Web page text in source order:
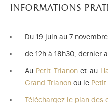
informations
Du 19 juin au 7 novembre
de 12h à 18h30, dernier
Au Petit Trianonet au
Grand Trianon ou le Petit
Téléchargez le plan des